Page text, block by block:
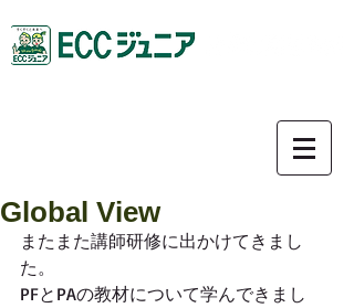
Global View
またまた講師研修に出かけてきまし
た。
PFとPAの教材について学んできまし